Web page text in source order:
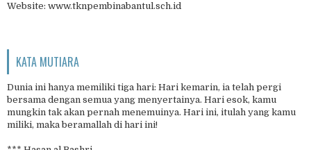
Website: www.tknpembinabantul.sch.id
KATA MUTIARA
Dunia ini hanya memiliki tiga hari: Hari kemarin, ia telah pergi
bersama dengan semua yang menyertainya. Hari esok, kamu
mungkin tak akan pernah menemuinya. Hari ini, itulah yang kamu
miliki, maka beramallah di hari ini!